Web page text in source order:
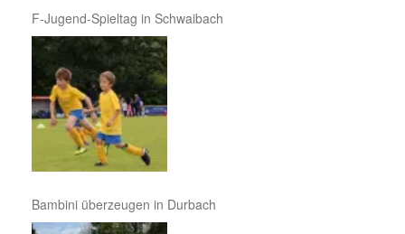
F-Jugend-Spieltag in Schwaibach
Bambini überzeugen in Durbach